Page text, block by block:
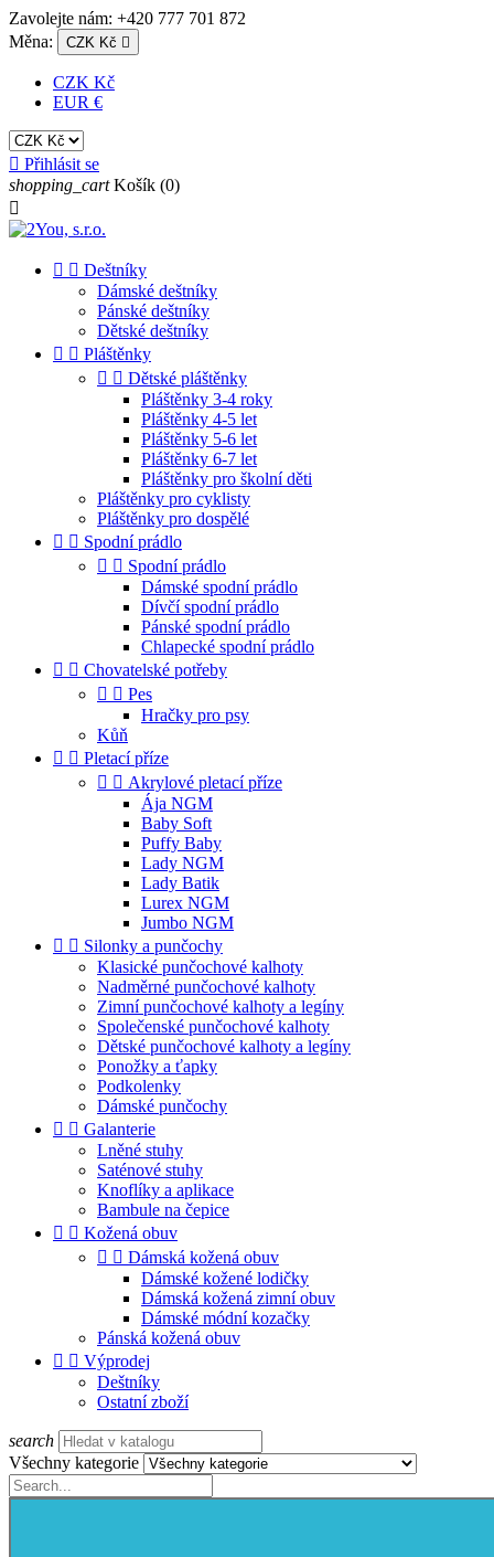
Zavolejte nám: +420 777 701 872
Měna:
CZK Kč 
CZK Kč
EUR €
 Přihlásit se
shopping_cart Košík (0)

  Deštníky
Dámské deštníky
Pánské deštníky
Dětské deštníky
  Pláštěnky
  Dětské pláštěnky
Pláštěnky 3-4 roky
Pláštěnky 4-5 let
Pláštěnky 5-6 let
Pláštěnky 6-7 let
Pláštěnky pro školní děti
Pláštěnky pro cyklisty
Pláštěnky pro dospělé
  Spodní prádlo
  Spodní prádlo
Dámské spodní prádlo
Dívčí spodní prádlo
Pánské spodní prádlo
Chlapecké spodní prádlo
  Chovatelské potřeby
  Pes
Hračky pro psy
Kůň
  Pletací příze
  Akrylové pletací příze
Ája NGM
Baby Soft
Puffy Baby
Lady NGM
Lady Batik
Lurex NGM
Jumbo NGM
  Silonky a punčochy
Klasické punčochové kalhoty
Nadměrné punčochové kalhoty
Zimní punčochové kalhoty a legíny
Společenské punčochové kalhoty
Dětské punčochové kalhoty a legíny
Ponožky a ťapky
Podkolenky
Dámské punčochy
  Galanterie
Lněné stuhy
Saténové stuhy
Knoflíky a aplikace
Bambule na čepice
  Kožená obuv
  Dámská kožená obuv
Dámské kožené lodičky
Dámská kožená zimní obuv
Dámské módní kozačky
Pánská kožená obuv
  Výprodej
Deštníky
Ostatní zboží
search
Všechny kategorie